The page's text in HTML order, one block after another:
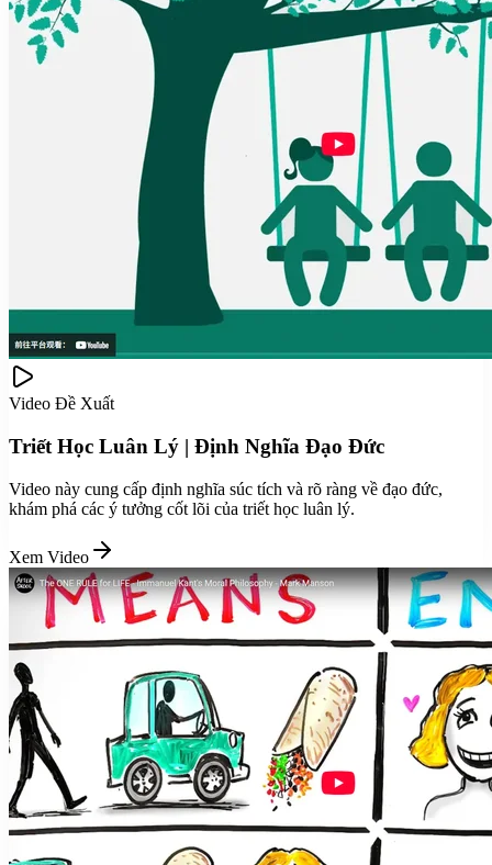
Video Đề Xuất
Triết Học Luân Lý | Định Nghĩa Đạo Đức
Video này cung cấp định nghĩa súc tích và rõ ràng về đạo đức,
khám phá các ý tưởng cốt lõi của triết học luân lý.
Xem Video